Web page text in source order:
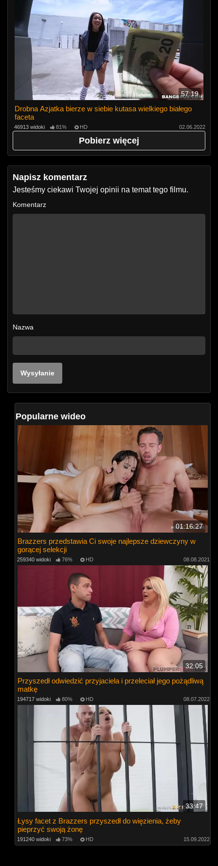
57:19
Drobna Azjatka bierze w siebie kutasa wielkiego białego
faceta
46913 widoki 81% HD 02.06.2022
Pobierz więcej
Napisz komentarz
Jesteśmy ciekawi Twojej opinii na temat tego filmu.
Komentarz
Nazwa
Popularne wideo
01:16:27
Brazzers przedstawia Ci swoje najlepsze dziewczyny w
gorącej selekcji
259340 widoki 76% HD 08.08.2021
32:05
Przyszedł odwiedzić przyjaciela i przeleciał jego pożądliwą
matkę
194717 widoki 80% HD 08.07.2022
33:47
Łysy facet z Brazzers przyszedł do więzienia, żeby
pieprzyć swoją żonę
191240 widoki 73% HD 15.09.2022